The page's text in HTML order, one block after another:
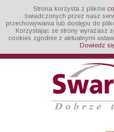
Strona korzysta z plików
świadczonych przez nasz
przechowywania lub dostępu do
Korzystając ze strony wyrażasz
cookies zgodnie z aktualnymi
Dowiedz